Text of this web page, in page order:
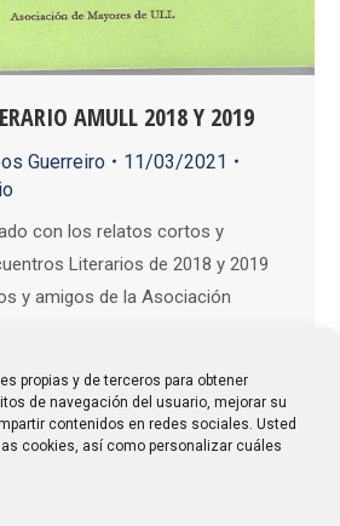
propias y de terceros para obtener
de navegación del usuario, mejorar su
contenidos en redes sociales. Usted
cookies, así como personalizar cuáles
AMULL 2018 Y 2019
Guerreiro
11/03/2021
con los relatos cortos y
Literarios de 2018 y 2019
y amigos de la Asociación